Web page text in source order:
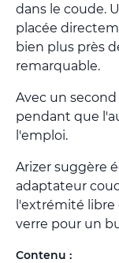
dans le coude.
placée
bien plus près
remarquable.
Avec un
pendant que
l'emploi.
Arizer suggère
adaptateur
l'extrémité
verre pour un
Contenu :